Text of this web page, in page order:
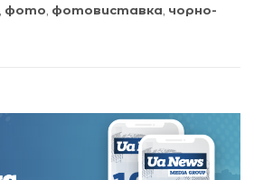
фото фотовиставка чорно-